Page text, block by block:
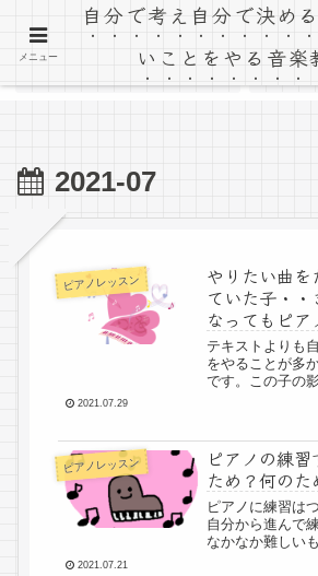
「音楽室ゆう」のブログ
教
2021-07
ピアノレッスン
やりたい曲を
ていた子・
なってもピア
テキストよりも
をやることが多
です。この子の
を好きなことに
にしていくので
ています。
2021.07.29
ピアノレッスン
ピアノの練
ため？何のた
ピアノに練習は
自分から進んで
なかなか難しい
2021.07.21
メニュー
自分で考え自分で決め
いことをやる音楽